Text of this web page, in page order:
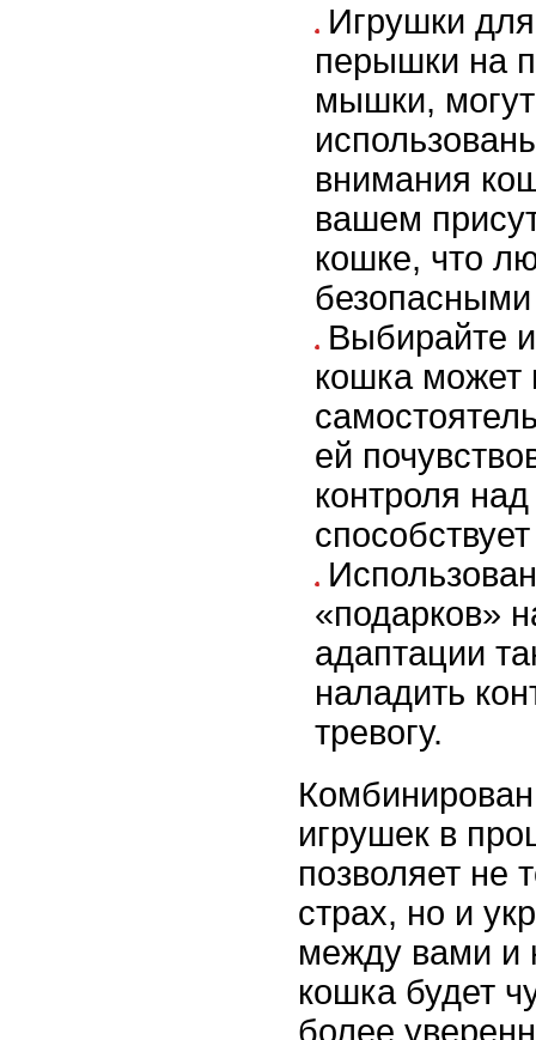
Игрушки
перышки на
мышки,
внимания
вашем
кошке, что
Выбирайте
кошка может
ей
контроля
«подарков»
адаптации
наладить
тревогу.
игрушек в
позволяет не
страх, но и
между вами и
кошка будет
более